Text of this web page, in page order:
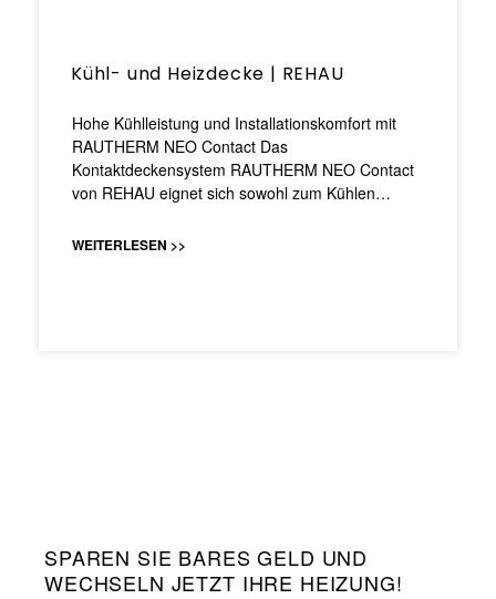
Kühl- und Heizdecke | REHAU
Hohe Kühlleistung und Installationskomfort mit
RAUTHERM NEO Contact Das
Kontaktdeckensystem RAUTHERM NEO Contact
von REHAU eignet sich sowohl zum Kühlen…
WEITERLESEN >>
SPAREN SIE BARES GELD UND
WECHSELN JETZT IHRE HEIZUNG!